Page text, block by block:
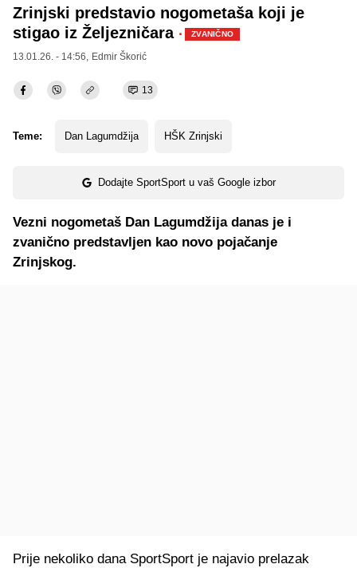
Zrinjski predstavio nogometaša koji je
stigao iz Željezničara · ZVANIČNO
13.01.26. - 14:56, Edmir Škorić
13
Teme: Dan Lagumdžija HŠK Zrinjski
Dodajte SportSport u vaš Google izbor
Vezni nogometaš Dan Lagumdžija danas je i
zvanično predstavljen kao novo pojačanje
Zrinjskog.
Prije nekoliko dana SportSport je najavio prelazak